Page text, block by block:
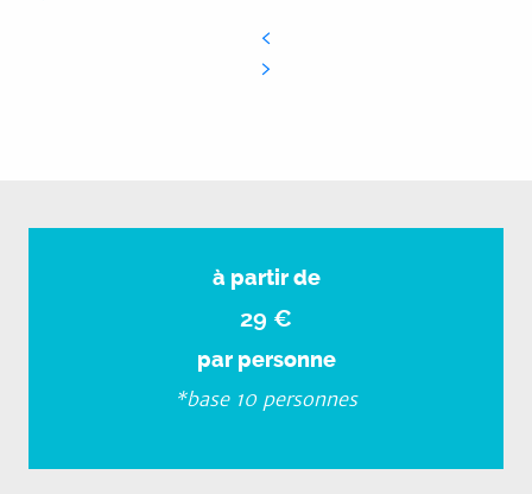
à partir de
29 €
par personne
*base 10 personnes